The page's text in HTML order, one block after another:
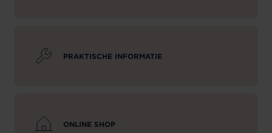
PRAKTISCHE INFORMATIE
ONLINE SHOP